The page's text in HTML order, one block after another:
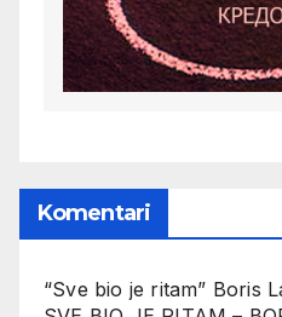
Komentari
“Sve bio je ritam” Boris